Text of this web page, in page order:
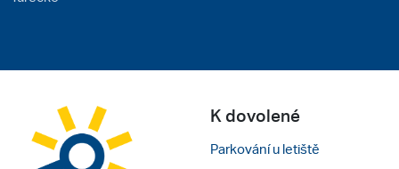
K dovolené
Parkování u letiště